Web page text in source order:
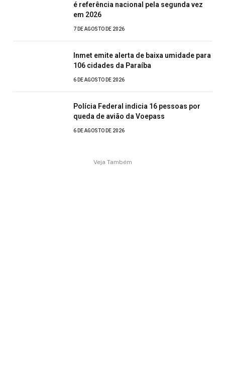
é referência nacional pela segunda vez
em 2026
7 DE AGOSTO DE 2026
Inmet emite alerta de baixa umidade para
106 cidades da Paraíba
6 DE AGOSTO DE 2026
Polícia Federal indicia 16 pessoas por
queda de avião da Voepass
6 DE AGOSTO DE 2026
Veja Também